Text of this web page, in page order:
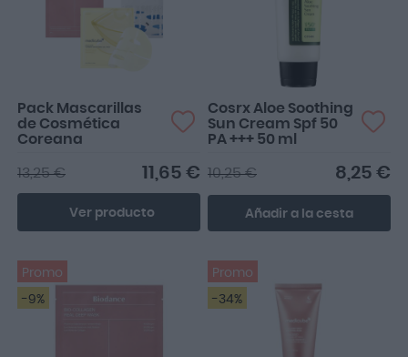
Pack Mascarillas
de Cosmética
Coreana
11,65 €
13,25 €
Ver producto
Cosrx Aloe Soothing
Sun Cream Spf 50
PA +++ 50 ml
8,25 €
10,25 €
Añadir a la cesta
Promo
-9%
Promo
-34%